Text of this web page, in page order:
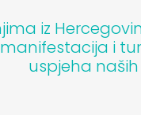
iz
i
uspjeha naših